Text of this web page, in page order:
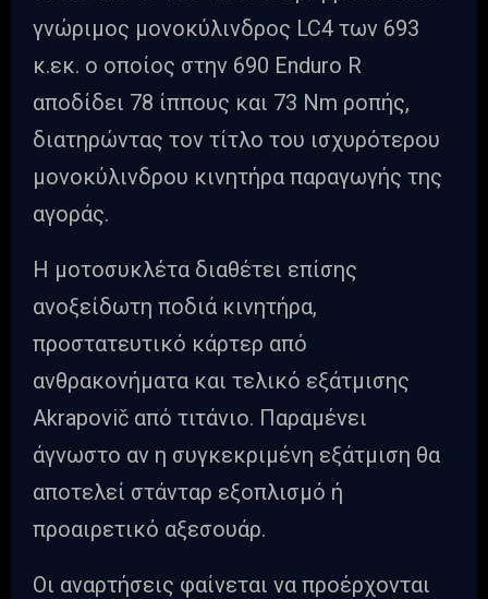
γνώριμος μονοκύλινδρος LC4 των 693
κ.εκ. ο οποίος στην 690 Enduro R
αποδίδει 78 ίππους και 73 Nm ροπής,
διατηρώντας τον τίτλο του ισχυρότερου
μονοκύλινδρου κινητήρα παραγωγής της
αγοράς.
Η μοτοσυκλέτα διαθέτει επίσης
ανοξείδωτη ποδιά κινητήρα,
προστατευτικό κάρτερ από
ανθρακονήματα και τελικό εξάτμισης
Akrapovič από τιτάνιο. Παραμένει
άγνωστο αν η συγκεκριμένη εξάτμιση θα
αποτελεί στάνταρ εξοπλισμό ή
προαιρετικό αξεσουάρ.
Οι αναρτήσεις φαίνεται να προέρχονται